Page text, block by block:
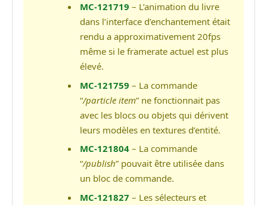
MC-121719 – L’animation du livre
dans l’interface d’enchantement était
rendu a approximativement 20fps
même si le framerate actuel est plus
élevé.
MC-121759 – La commande
“/particle item” ne fonctionnait pas
avec les blocs ou objets qui dérivent
leurs modèles en textures d’entité.
MC-121804 – La commande
“/publish” pouvait être utilisée dans
un bloc de commande.
MC-121827 – Les sélecteurs et